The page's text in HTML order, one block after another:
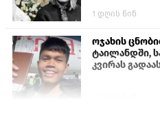
1 დღის წინ
ოჯახის
ტაილანდში,
კვირას